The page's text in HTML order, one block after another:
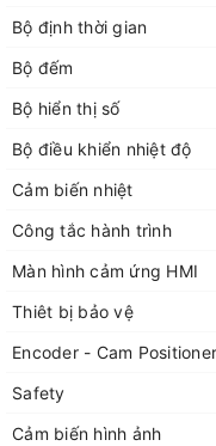
Bộ định thời gian
Bộ đếm
Bộ hiển thị số
Bộ điều khiển nhiệt độ
Cảm biến nhiệt
Công tắc hành trình
Màn hình cảm ứng HMI
Thiêt bị bảo vệ
Encoder - Cam Positioner
Safety
Cảm biến hình ảnh